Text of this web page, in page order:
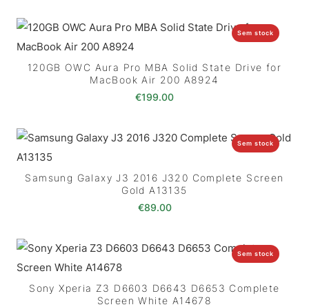
Sem stock
120GB OWC Aura Pro MBA Solid State Drive for
MacBook Air 200 A8924
€199.00
Sem stock
Samsung Galaxy J3 2016 J320 Complete Screen
Gold A13135
€89.00
Sem stock
Sony Xperia Z3 D6603 D6643 D6653 Complete
Screen White A14678